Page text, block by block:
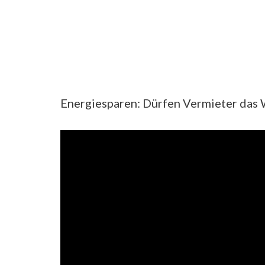
Energiesparen: Dürfen Vermieter das